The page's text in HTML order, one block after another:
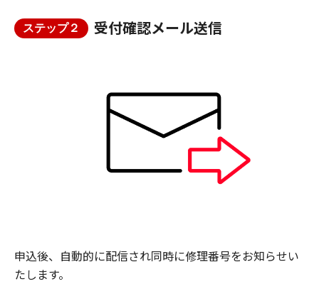
ステップ２ 受付確認メール送信
申込後、自動的に配信され同時に修理番号をお知らせい
たします。